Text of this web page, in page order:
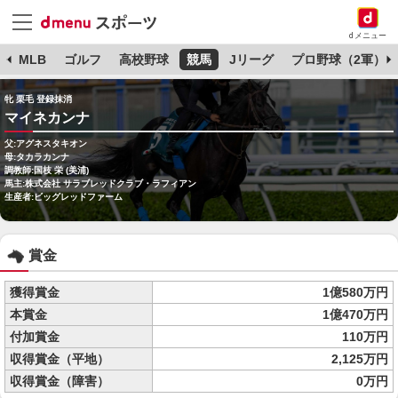
dメニュー
MLB ゴルフ 高校野球 競馬 Jリーグ プロ野球（2軍）
牝 栗毛 登録抹消
マイネカンナ
父:アグネスタキオン
母:タカラカンナ
調教師:国枝 栄 (美浦)
馬主:株式会社 サラブレッドクラブ・ラフィアン
生産者:ビッグレッドファーム
賞金
獲得賞金
1億580万円
本賞金
1億470万円
付加賞金
110万円
収得賞金（平地）
2,125万円
収得賞金（障害）
0万円